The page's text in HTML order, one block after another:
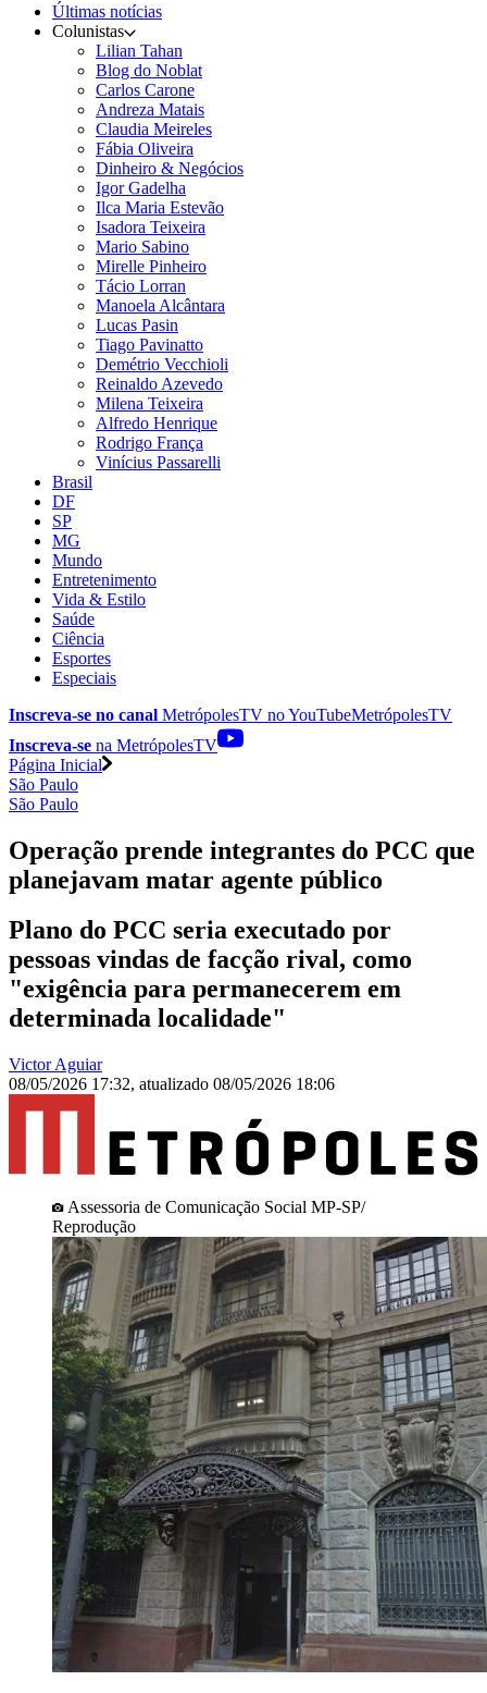
Últimas notícias
Colunistas
Lilian Tahan
Blog do Noblat
Carlos Carone
Andreza Matais
Claudia Meireles
Fábia Oliveira
Dinheiro & Negócios
Igor Gadelha
Ilca Maria Estevão
Isadora Teixeira
Mario Sabino
Mirelle Pinheiro
Tácio Lorran
Manoela Alcântara
Lucas Pasin
Tiago Pavinatto
Demétrio Vecchioli
Reinaldo Azevedo
Milena Teixeira
Alfredo Henrique
Rodrigo França
Vinícius Passarelli
Brasil
DF
SP
MG
Mundo
Entretenimento
Vida & Estilo
Saúde
Ciência
Esportes
Especiais
Inscreva-se no canal MetrópolesTV noYouTubeMetrópolesTV
Inscreva-se na MetrópolesTV
Página Inicial
São Paulo
São Paulo
Operação prende integrantes do PCC que
planejavam matar agente público
Plano do PCC seria executado por
pessoas vindas de facção rival, como
"exigência para permanecerem em
determinada localidade"
Victor Aguiar
08/05/2026 17:32, atualizado 08/05/2026 18:06
Assessoria de Comunicação Social MP-SP/
Reprodução